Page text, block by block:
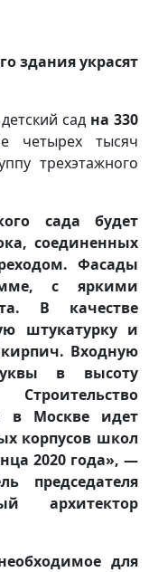
здания украсят
сад на 330
тысяч
трехэтажного
сада будет
соединенных
Фасады
с яркими
В качестве
штукатурку и
Входную
в высоту
в Москве идет
корпусов школ
2020 года», —
председателя
архитектор
для